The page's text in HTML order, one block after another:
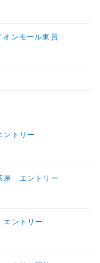
ンモール東員
トリー
屋 エントリー
ントリー